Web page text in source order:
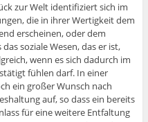
zur Welt identifiziert sich im
die in ihrer Wertigkeit dem
erscheinen, oder dem
soziale Wesen, das er ist,
wenn es sich dadurch im
fühlen darf. In einer
ein großer Wunsch nach
auf, so dass ein bereits
für eine weitere Entfaltung